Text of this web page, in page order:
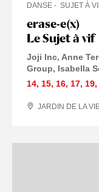
erase-e(x)
Le Sujet à vif
DANSE SUJET À
Joji Inc, Anne
Group, Isabella
14, 15, 16, 17, 19,
JARDIN DE LA